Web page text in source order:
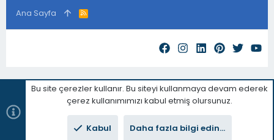
Ana Sayfa
R
S
S
Bu site çerezler kullanır. Bu siteyi kullanmaya devam ederek
çerez kullanımımızı kabul etmiş olursunuz.
Kabul Daha fazla bilgi edin...